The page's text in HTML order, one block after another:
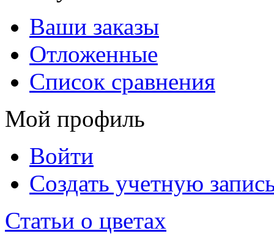
Ваши заказы
Отложенные
Список сравнения
Мой профиль
Войти
Создать учетную
Статьи о цветах